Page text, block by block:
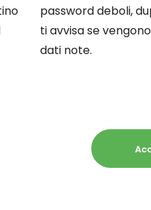
password deboli,
ti avvisa se
dati note.